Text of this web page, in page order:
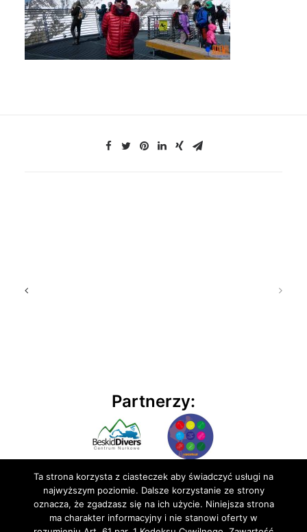
Partnerzy:
Ta strona korzysta z ciasteczek aby świadczyć usługi na
najwyższym poziomie. Dalsze korzystanie ze strony
oznacza, że zgadzasz się na ich użycie. Niniejsza strona
ma charakter informacyjny i nie stanowi oferty w